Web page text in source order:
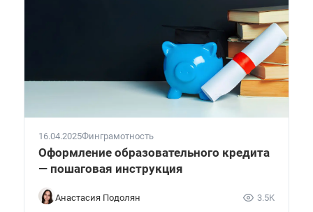
16.04.2025Финграмотность
Оформление образовательного кредита
— пошаговая инструкция
Анастасия Подолян 3.5K